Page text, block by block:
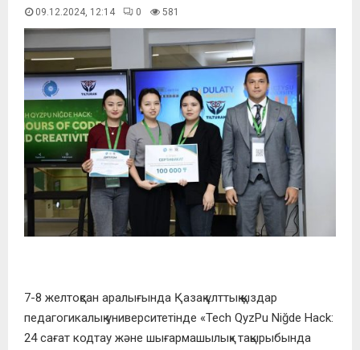
09.12.2024, 12:14 0 581
7-8 желтоқсан аралығында Қазақ ұлттық қыздар
педагогикалық университетінде «Tech QyzPu Niğde Hack:
24 сағат кодтау және шығармашылық» тақырыбында